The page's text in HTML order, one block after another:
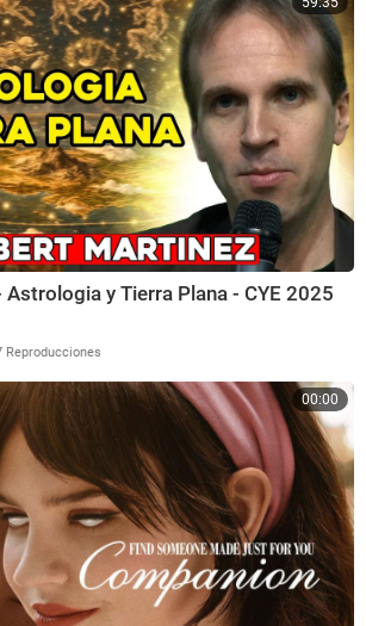
y Tierra Plana - CYE 2025
Reproducciones
00:00